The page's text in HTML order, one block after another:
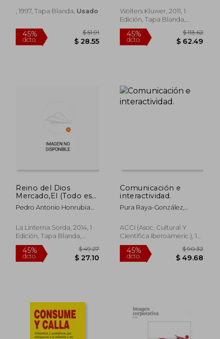
45%
, 1997, Tapa Blanda, Usado
Wolters Kluwer, 2011, 1
Edición, Tapa Blanda,
Nuevo
Reino del Dios
Mercado,El (Todo es
Basura)
Pedro Antonio Honrubia
La Linterna Sorda, 2014, 1
Edición, Tapa Blanda,
Nuevo
Comunicación e
interactividad.
Pura Raya-González,
ACCI (Asoc. Cultural Y
Científica Iberoameric.), 1
Edición, Tapa Blanda,
Nuevo